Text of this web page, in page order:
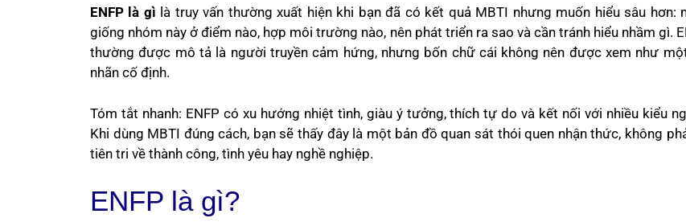
ENFP là gì là truy vấn thường xuất hiện khi bạn đã có kết quả MBTI nhưng muốn hiểu sâu hơn:
giống nhóm này ở điểm nào, hợp môi trường nào, nên phát triển ra sao và cần tránh hiểu nhầm gì.
thường được mô tả là người truyền cảm hứng, nhưng bốn chữ cái không nên được xem như
nhãn cố định.
Tóm tắt nhanh: ENFP có xu hướng nhiệt tình, giàu ý tưởng, thích tự do và kết nối với nhiều kiểu
Khi dùng MBTI đúng cách, bạn sẽ thấy đây là một bản đồ quan sát thói quen nhận thức, không
tiên tri về thành công, tình yêu hay nghề nghiệp.
ENFP là gì?